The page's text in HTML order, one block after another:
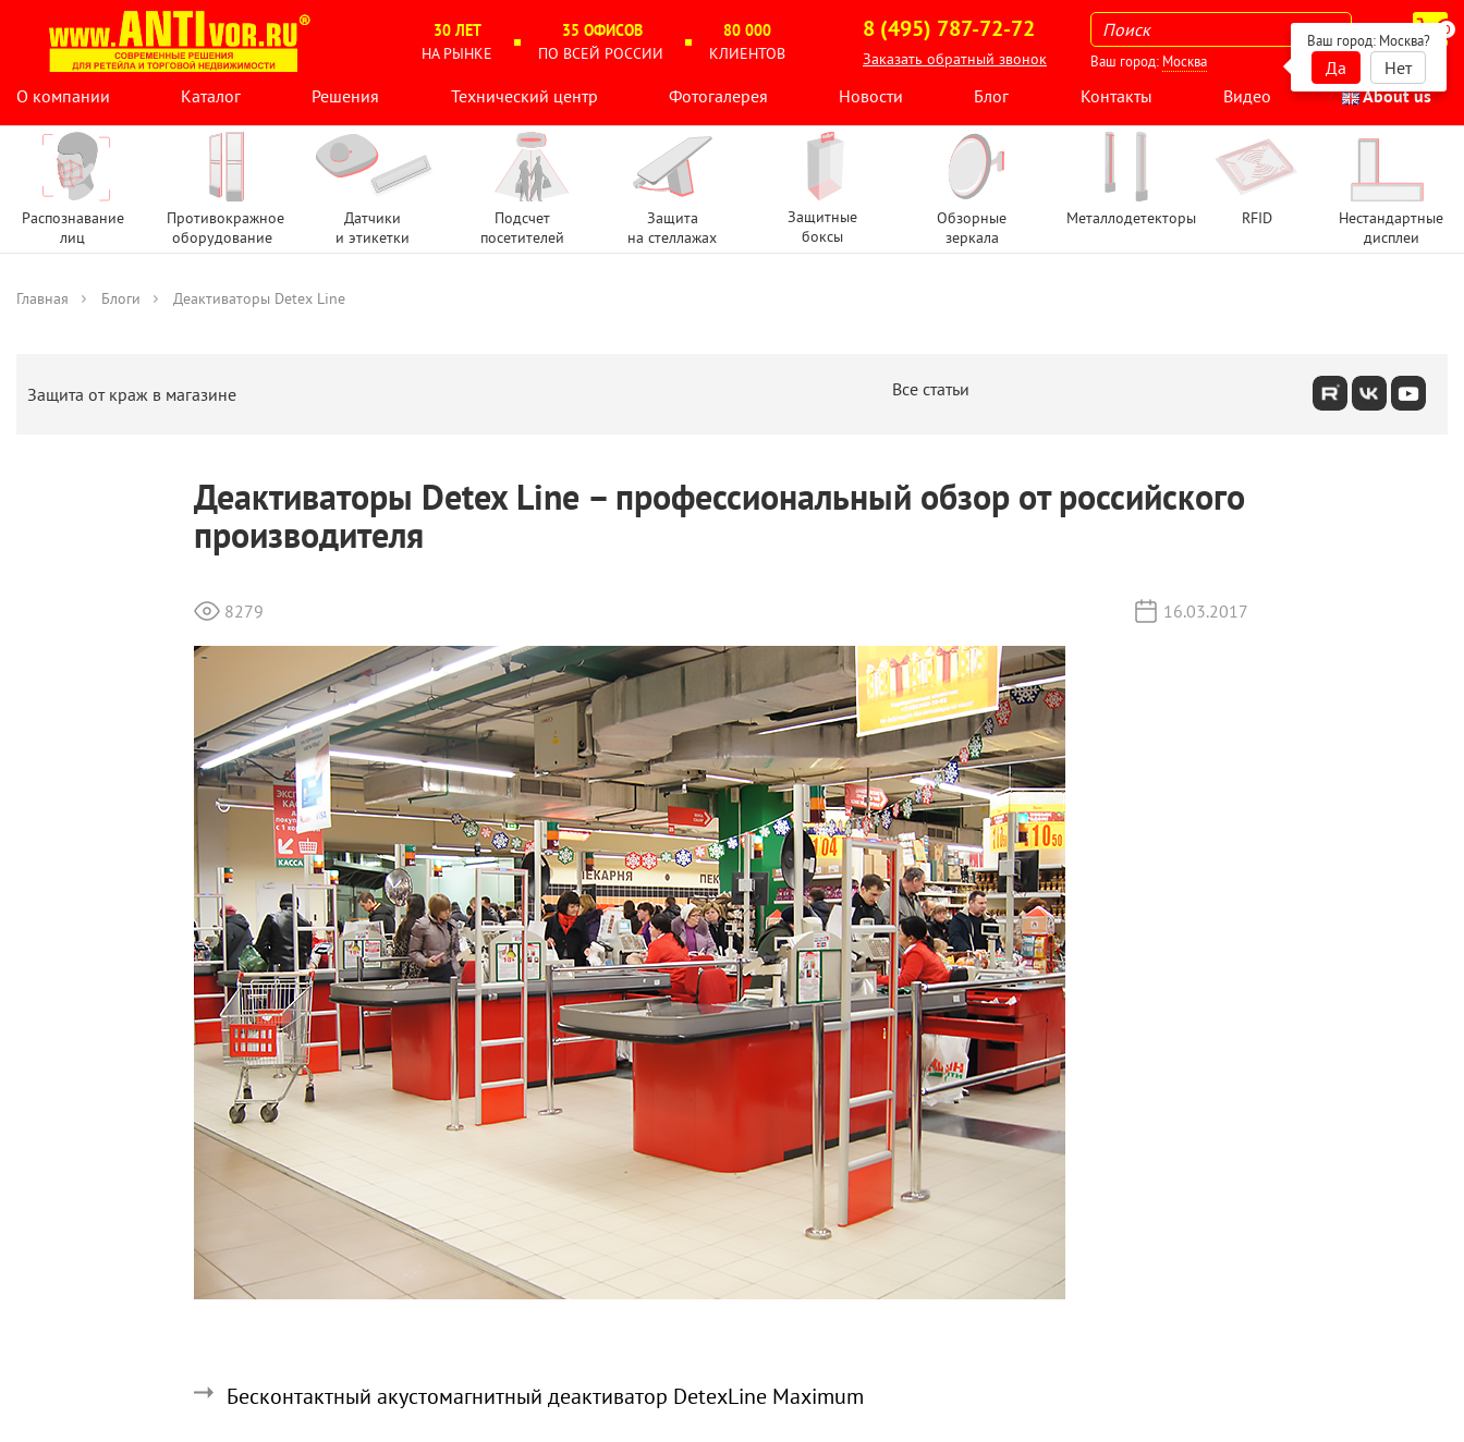
30 ЛЕТ
НА РЫНКЕ
35 ОФИСОВ
ПО ВСЕЙ РОССИИ
80 000
КЛИЕНТОВ
8 (495) 787-72-72
Заказать обратный звонок
0
Ваш город: Москва
Ваш город: Москва?
Да
Нет
О компании
Каталог Решения Технический центр Фотогалерея Новости Блог Контакты Видео About us
Распознавание
лиц
Противокражное
оборудование
Датчики
и этикетки
Подсчет
посетителей
Защита
на стеллажах
Защитные
боксы
Обзорные
зеркала
Металлодетекторы RFID
Нестандартные
дисплеи
Главная Блоги Деактиваторы Detex Line
Защита от краж в магазине Все статьи
Деактиваторы Detex Line – профессиональный обзор от российского
производителя
8279 16.03.2017
Бесконтактный акустомагнитный деактиватор DetexLine Maximum